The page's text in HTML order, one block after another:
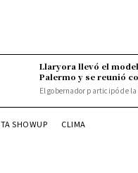
Llaryora llevó el
Palermo y se reunió
El gobernador participó de
SHOWUP CLIMA